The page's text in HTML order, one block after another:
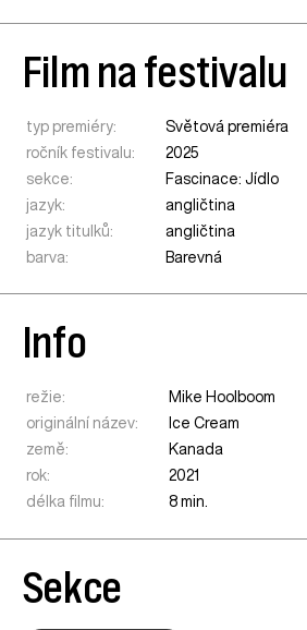
Film na festivalu
typ premiéry:
Světová premiéra
ročník festivalu:
2025
sekce:
Fascinace: Jídlo
jazyk:
angličtina
jazyk titulků:
angličtina
barva:
Barevná
Info
režie:
Mike Hoolboom
originální název:
Ice Cream
země:
Kanada
rok:
2021
délka filmu:
8 min.
Sekce